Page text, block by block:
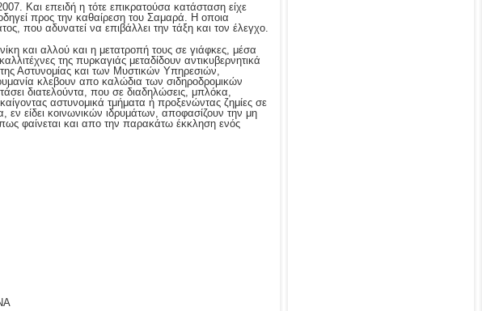
Και επειδή η τότε επικρατούσα κατάσταση είχε
προς την καθαίρεση του Σαμαρά. Η οποια
που αδυνατεί να επιβάλλει την τάξη και τον έλεγχο.
και αλλού και η μετατροπή τους σε γιάφκες, μέσα
της πυρκαγιάς μεταδίδουν αντικυβερνητικά
Αστυνομίας και των Μυστικών Υπηρεσιών,
κλεβουν απο καλώδια των σιδηροδρομικών
διατελούντα, που σε διαδηλώσεις, μπλόκα,
αστυνομικά τμήματα ή προξενώντας ζημίες σε
εν είδει κοινωνικών ιδρυμάτων, αποφασίζουν την μη
φαίνεται και απο την παρακάτω έκκληση ενός